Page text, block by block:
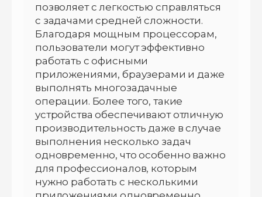
позволяет с легкостью справляться
с задачами средней сложности.
Благодаря мощным процессорам,
пользователи могут эффективно
работать с офисными
приложениями, браузерами и даже
выполнять многозадачные
операции. Более того, такие
устройства обеспечивают отличную
производительность даже в случае
выполнения несколько задач
одновременно, что особенно важно
для профессионалов, которым
нужно работать с несколькими